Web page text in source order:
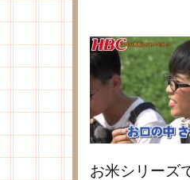
お米シリーズ